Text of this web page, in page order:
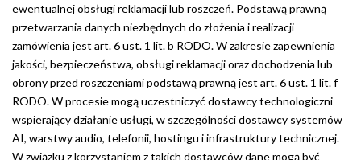
ewentualnej obsługi reklamacji lub roszczeń. Podstawą prawną
przetwarzania danych niezbędnych do złożenia i realizacji
zamówienia jest art. 6 ust. 1 lit. b RODO. W zakresie zapewnienia
jakości, bezpieczeństwa, obsługi reklamacji oraz dochodzenia lub
obrony przed roszczeniami podstawą prawną jest art. 6 ust. 1 lit. f
RODO. W procesie mogą uczestniczyć dostawcy technologiczni
wspierający działanie usługi, w szczególności dostawcy systemów
AI, warstwy audio, telefonii, hostingu i infrastruktury technicznej.
W związku z korzystaniem z takich dostawców dane mogą być